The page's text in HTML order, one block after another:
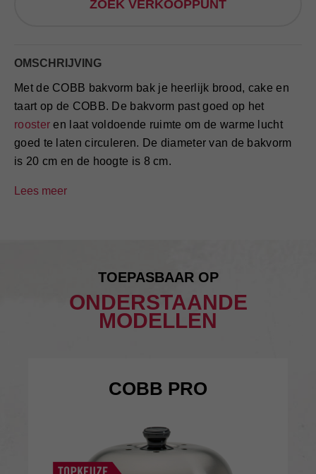
ZOEK VERKOOPPUNT
OMSCHRIJVING
Met de COBB bakvorm bak je heerlijk brood, cake en
taart op de COBB. De bakvorm past goed op het
roosteren laat voldoende ruimte om de warme lucht
goed te laten circuleren. De diameter van de bakvorm
is 20 cm en de hoogte is 8 cm.
TOEPASBAAR OP
ONDERSTAANDE
MODELLEN
COBB PRO